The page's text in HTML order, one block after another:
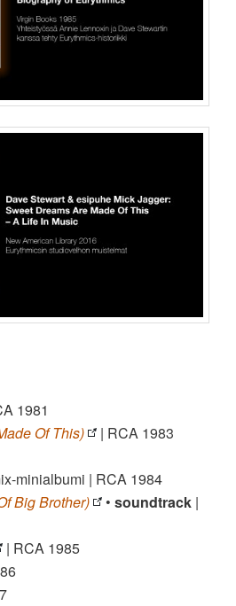
1981
Of This)
| RCA 1983
minialbumi | RCA 1984
Big Brother)
•soundtrack |
| RCA 1985